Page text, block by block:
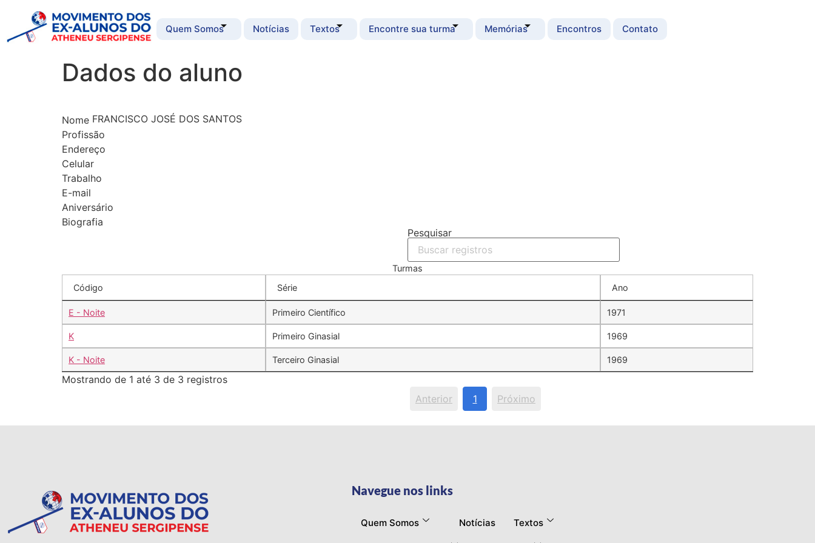
Quem Somos Notícias Textos Encontre sua turma Memórias Encontros Contato
Dados do aluno
Nome FRANCISCO JOSÉ DOS SANTOS
Profissão
Endereço
Celular
Trabalho
E-mail
Aniversário
Biografia
Pesquisar
Turmas
Código
Série Ano
E - Noite Primeiro Científico 1971
K Primeiro Ginasial 1969
K - Noite Terceiro Ginasial 1969
Mostrando de 1 até 3 de 3 registros
Anterior
1 Próximo
Navegue nos links
Quem Somos Notícias Textos